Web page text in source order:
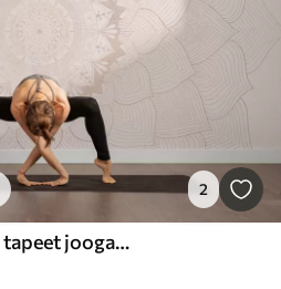
2
Ümmargune mandala, tapeet joogaruumi või isikliku ruumi ühtlustamiseks. Soojades pastelsetes värvides seinamandalad ebakorrapärasel taustal